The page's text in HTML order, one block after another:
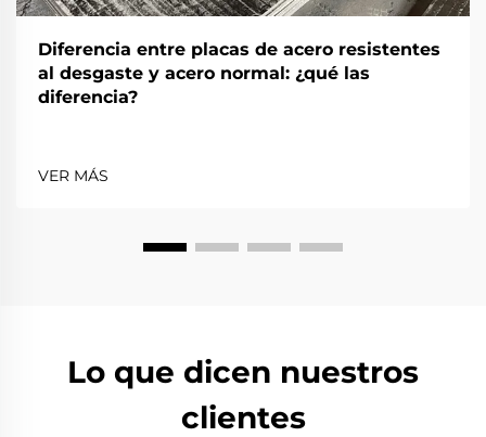
Diferencia entre placas de acero resistentes
al desgaste y acero normal: ¿qué las
diferencia?
VER MÁS
Lo que dicen nuestros
clientes